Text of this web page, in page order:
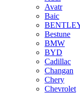
Avatr
Baic
Bestune
BMW
BYD
Cadillac
Changan
Chery
Chevrolet